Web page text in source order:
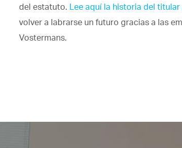
del estatuto. Lee aquí la historia del titular
volver a labrarse un futuro gracias a las
Vostermans.